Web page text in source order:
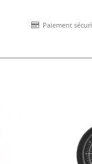
Paiement